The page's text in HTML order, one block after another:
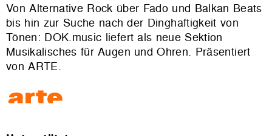
Von Alternative Rock über Fado und Balkan Beats
bis hin zur Suche nach der Dinghaftigkeit von
Tönen: DOK.music liefert als neue Sektion
Musikalisches für Augen und Ohren. Präsentiert
von ARTE.